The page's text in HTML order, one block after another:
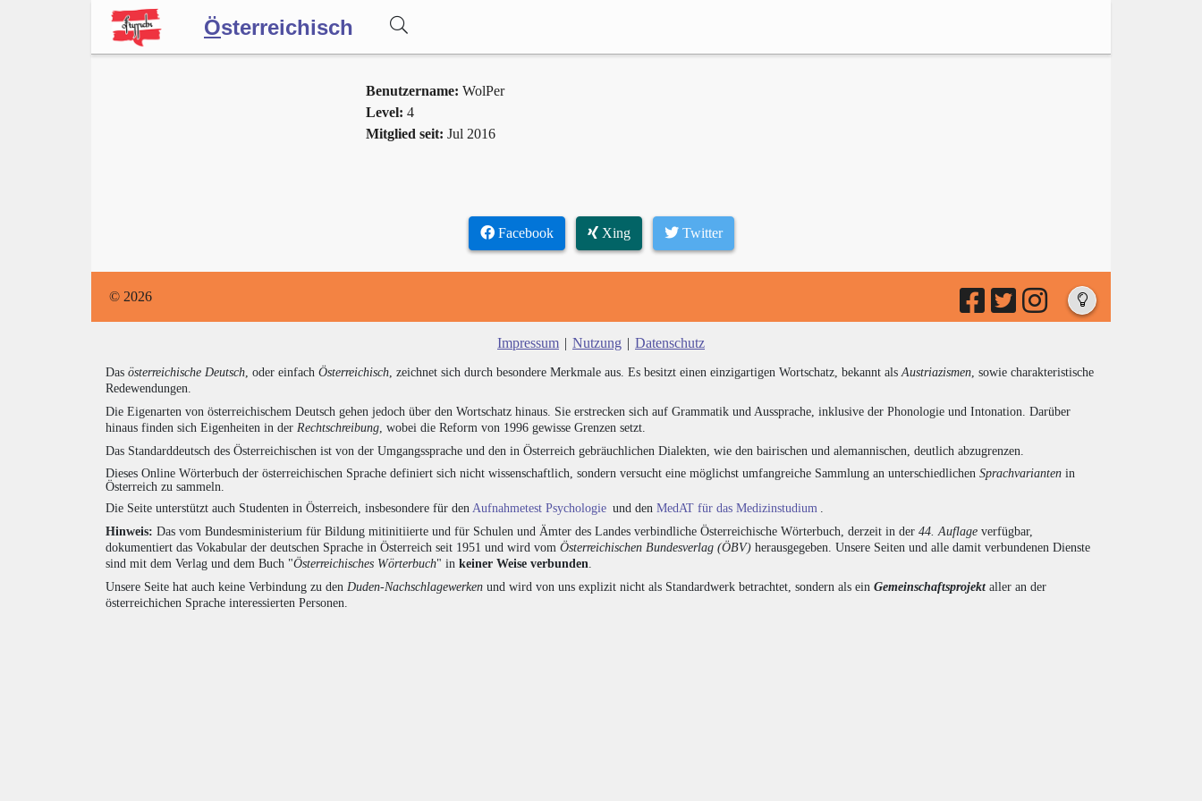
Österreichisch
Benutzername: WolPer
Level: 4
Mitglied seit: Jul 2016
Facebook Xing Twitter
© 2026
Impressum | Nutzung | Datenschutz
Das österreichische Deutsch , oder einfach Österreichisch , zeichnet sich durch besondere Merkmale aus. Es besitzt einen einzigartigen Wortschatz, bekannt als Austriazismen , sowie charakteristische
Redewendungen.
Die Eigenarten von österreichischem Deutsch gehen jedoch über den Wortschatz hinaus. Sie erstrecken sich auf Grammatik und Aussprache, inklusive der Phonologie und Intonation. Darüber
hinaus finden sich Eigenheiten in der Rechtschreibung , wobei die Reform von 1996 gewisse Grenzen setzt.
Das Standarddeutsch des Österreichischen ist von der Umgangssprache und den in Österreich gebräuchlichen Dialekten, wie den bairischen und alemannischen, deutlich abzugrenzen.
Dieses Online Wörterbuch der österreichischen Sprache definiert sich nicht wissenschaftlich, sondern versucht eine möglichst umfangreiche Sammlung an unterschiedlichen Sprachvarianten in
Österreich zu sammeln.
Die Seite unterstützt auch Studenten in Österreich, insbesondere für den Aufnahmetest Psychologie und den MedAT für das Medizinstudium
Hinweis: Das vom Bundesministerium für Bildung mitinitiierte und für Schulen und Ämter des Landes verbindliche Österreichische Wörterbuch, derzeit in der 44. Auflage verfügbar,
dokumentiert das Vokabular der deutschen Sprache in Österreich seit 1951 und wird vom Österreichischen Bundesverlag (ÖBV) herausgegeben. Unsere Seiten und alle damit verbundenen Dienste
sind mit dem Verlag und dem Buch "Österreichisches Wörterbuch" in keiner Weise verbunden
Unsere Seite hat auch keine Verbindung zu den Duden-Nachschlagewerken und wird von uns explizit nicht als Standardwerk betrachtet, sondern als ein Gemeinschaftsprojektaller an der
österreichichen Sprache interessierten Personen.